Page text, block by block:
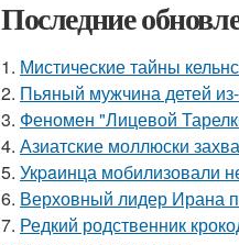
Последние
1. Мистические тайны
2. Пьяный мужчина детей
3. Феномен "Лицевой
4. Азиатские моллюски
5. Укpaинца мобилизовали
6. Верховный лидер Ирана
7. Редкий родственник